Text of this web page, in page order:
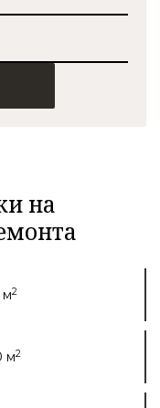
на
м2
м2